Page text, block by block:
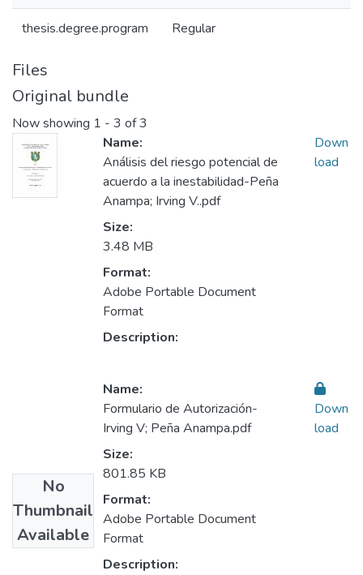
thesis.degree.program Regular
Files
Original bundle
Now showing 1 - 3 of 3
Name:
Análisis del riesgo potencial de
acuerdo a la inestabilidad-Peña
Anampa; Irving V..pdf
Size:
3.48 MB
Format:
Adobe Portable Document
Format
Description:
Down
load
No
Thumbnail
Available
Name:
Formulario de Autorización-
Irving V; Peña Anampa.pdf
Size:
801.85 KB
Format:
Adobe Portable Document
Format
Description:
Down
load